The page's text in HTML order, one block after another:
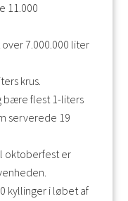
11.000
7.000.000 liter
krus.
bære flest 1-liters
serverede 19
oktoberfest er
kyllinger i løbet af